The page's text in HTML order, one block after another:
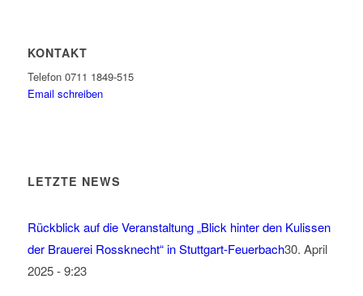
KONTAKT
Telefon 0711 1849-515
Email schreiben
LETZTE NEWS
Rückblick auf die Veranstaltung „Blick hinter den Kulissen
der Brauerei Rossknecht“ in Stuttgart-Feuerbach30. April
2025 - 9:23